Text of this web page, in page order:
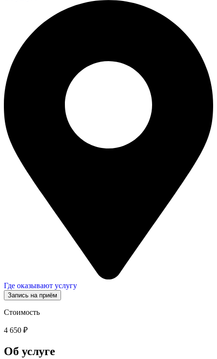
Где оказывают услугу
Запись на приём
Стоимость
4 650 ₽
Об услуге